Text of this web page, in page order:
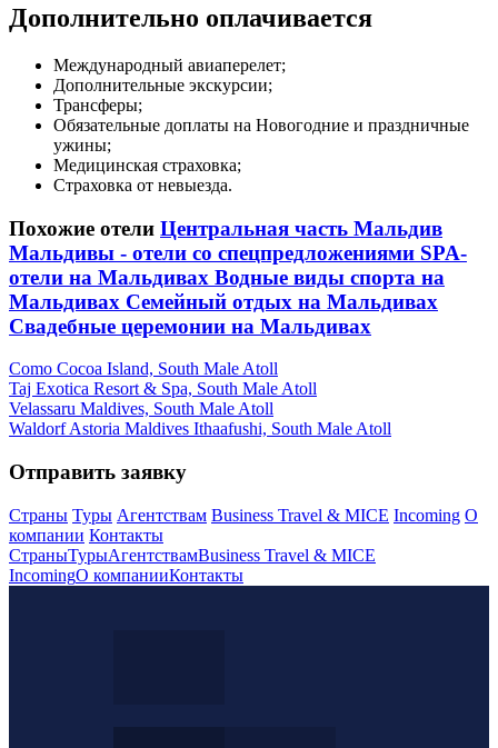
Дополнительно оплачивается
Международный авиаперелет;
Дополнительные экскурсии;
Трансферы;
Обязательные доплаты на Новогодние и праздничные
ужины;
Медицинская страховка;
Страховка от невыезда.
Похожие отели Центральная часть Мальдив
Мальдивы - отели со спецпредложениями SPA-
отели на Мальдивах Водные виды спорта на
Мальдивах Семейный отдых на Мальдивах
Свадебные церемонии на Мальдивах
Como Cocoa Island, South Male Atoll
Taj Exotica Resort & Spa, South Male Atoll
Velassaru Maldives, South Male Atoll
Waldorf Astoria Maldives Ithaafushi, South Male Atoll
Отправить заявку
Страны Туры Агентствам Business Travel & MICE Incoming О
компании Контакты
СтраныТурыАгентствамBusiness Travel & MICE
IncomingО компанииКонтакты